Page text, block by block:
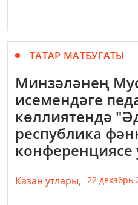
ТАТАР МАТБУГАТЫ
Минзәләнең
исемендәге
көллиятендә
республика
конференциясе
Казан утлары, 22 декабрь